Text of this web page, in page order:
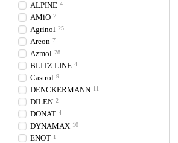
ALPINE 4
AMiO 7
Agrinol 25
Areon 7
Azmol 28
BLITZ LINE 4
Castrol 9
DENCKERMANN 11
DILEN 2
DONAT 4
DYNAMAX 10
ENOT 1